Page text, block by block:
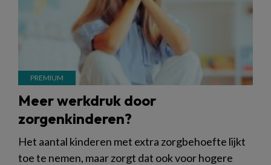
Meer werkdruk door
zorgenkinderen?
Het aantal kinderen met extra zorgbehoefte lijkt
toe te nemen, maar zorgt dat ook voor hogere